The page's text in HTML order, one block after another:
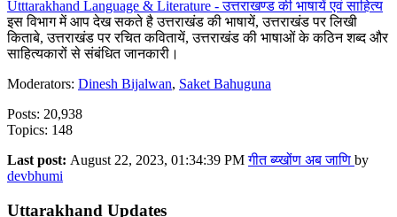
Utttarakhand Language & Literature - उत्तराखण्ड की भाषायें एवं साहित्य
इस विभाग में आप देख सकते है उत्तराखंड की भाषायें, उत्तराखंड पर लिखी
किताबे, उत्तराखंड पर रचित कवितायें, उत्तराखंड की भाषाओं के कठिन शब्द और
साहित्यकारों से संबंधित जानकारी।
Moderators: Dinesh Bijalwan, Saket Bahuguna
Posts: 20,938
Topics: 148
Last post: August 22, 2023, 01:34:39 PMगीत ब्य्खोंण अब जाणि by
devbhumi
Uttarakhand Updates